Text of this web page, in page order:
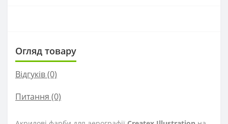
Огляд товару
Відгуків (0)
Питання (0)